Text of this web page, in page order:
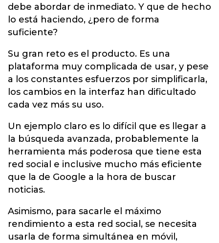
debe abordar de inmediato. Y que de hecho
lo está haciendo, ¿pero de forma
suficiente?
Su gran reto es el producto. Es una
plataforma muy complicada de usar, y pese
a los constantes esfuerzos por simplificarla,
los cambios en la interfaz han dificultado
cada vez más su uso.
Un ejemplo claro es lo difícil que es llegar a
la búsqueda avanzada, probablemente la
herramienta más poderosa que tiene esta
red social e inclusive mucho más eficiente
que la de Google a la hora de buscar
noticias.
Asimismo, para sacarle el máximo
rendimiento a esta red social, se necesita
usarla de forma simultánea en móvil,